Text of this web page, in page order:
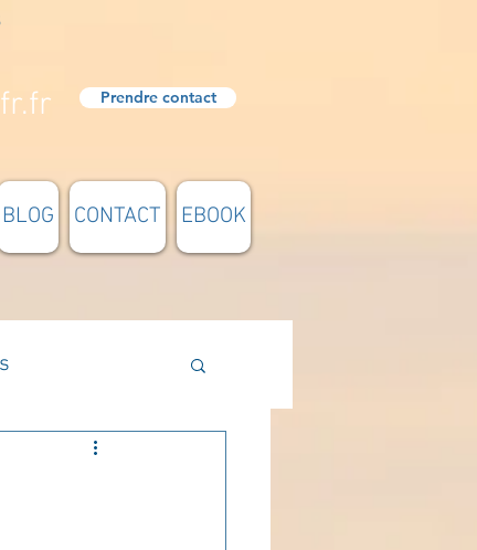
Prendre contact
BLOG CONTACT EBOOK
Méthodologie